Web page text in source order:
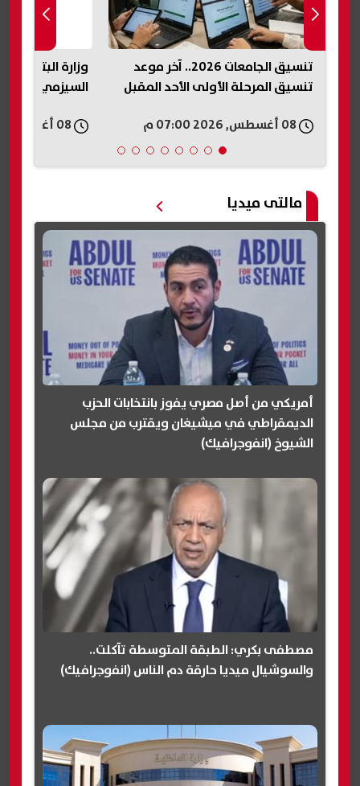
وزارة البترول تكشف تفاصيل المسح
السيزمي في شرق وغرب أسيوط
تنسيق جامعة
2026..
مالتى ميديا
أمريكي من أصل مصري يفوز بانتخابات الحزب
الديمقراطي في ميشيغان ويقترب من مجلس
الشيوخ (انفوجرافيك)
مصطفى بكري: الطبقة المتوسطة تآكلت..
والسوشيال ميديا حارقة دم الناس (انفوجرافيك)